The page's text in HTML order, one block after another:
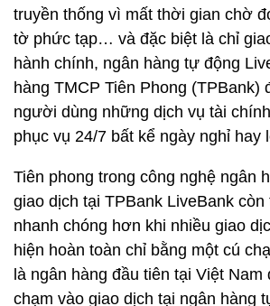
truyền thống vì mất thời gian chờ
tờ phức tạp… và đặc biệt là chỉ
hành chính, ngân hàng tự động
hàng TMCP Tiên Phong (TPBank)
người dùng những dịch vụ tài
phục vụ 24/7 bất kể ngày nghỉ hay
Tiên phong trong công nghệ ngân
giao dịch tại TPBank LiveBank còn
nhanh chóng hơn khi nhiều giao
hiện hoàn toàn chỉ bằng một cú
là ngân hàng đầu tiên tại Việt
chạm vào giao dịch tại ngân hàng